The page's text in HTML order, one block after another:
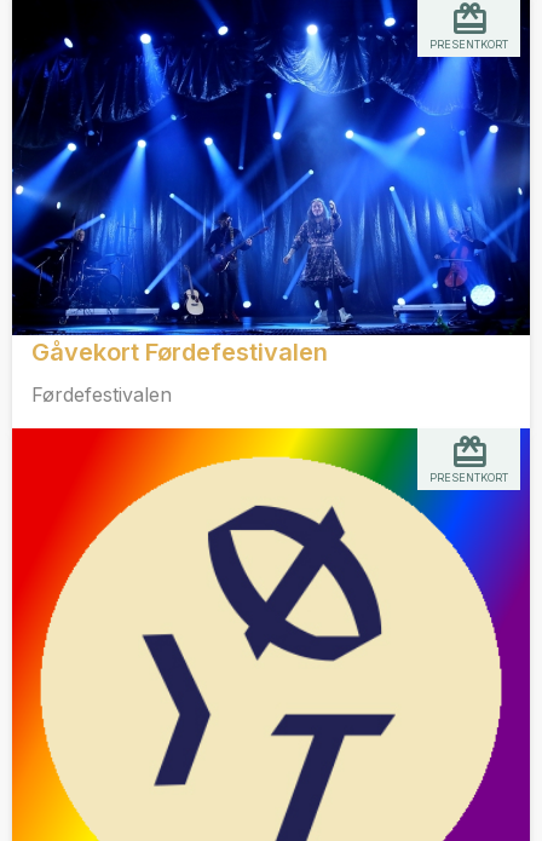
Gåvekort Førdefestivalen
Førdefestivalen
PRESENTKORT
PRESENTKORT